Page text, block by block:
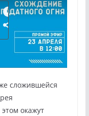
сложившейся
окажут